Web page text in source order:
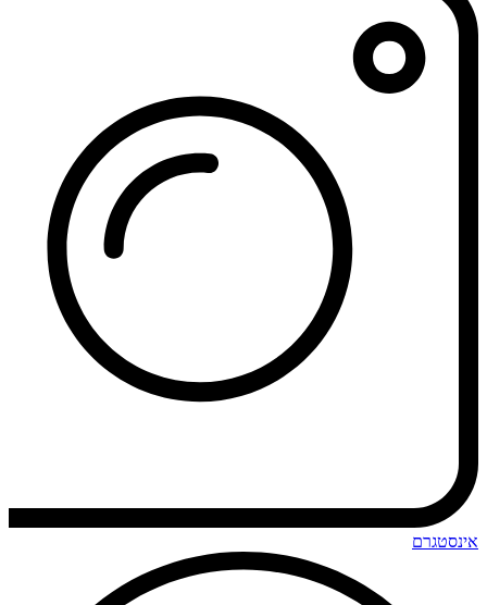
אינסטגרם